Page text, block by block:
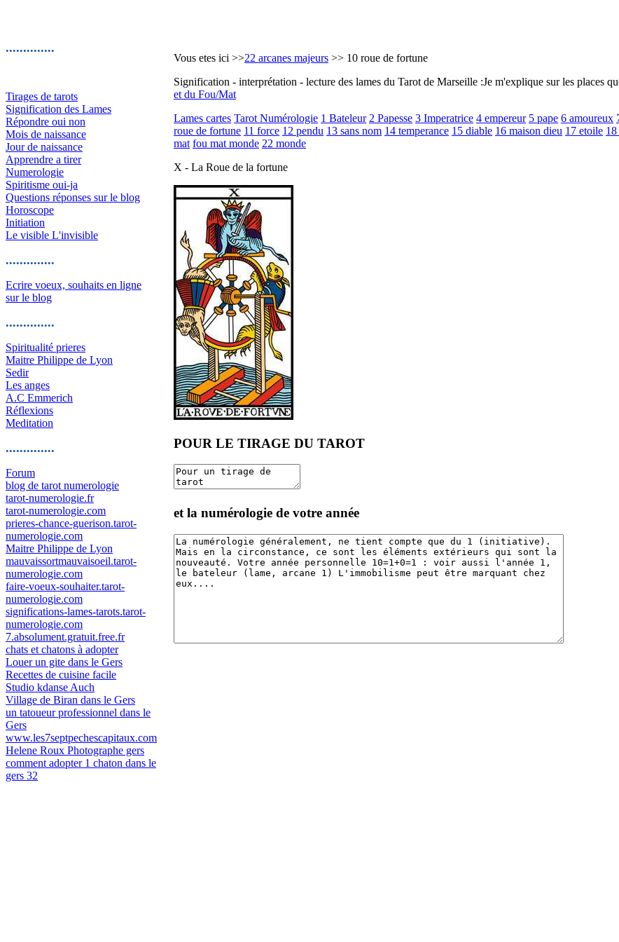
..............
Tirages de tarots
Signification des Lames
Répondre oui non
Mois de naissance
Jour de naissance
Apprendre a tirer
Numerologie
Spiritisme oui-ja
Questions réponses sur le blog
Horoscope
Initiation
Le visible L'invisible
..............
Ecrire voeux, souhaits en ligne
sur le blog
..............
Spiritualité prieres
Maitre Philippe de Lyon
Sedir
Les anges
A.C Emmerich
Réflexions
Meditation
..............
Forum
blog de tarot numerologie
tarot-numerologie.fr
tarot-numerologie.com
prieres-chance-guerison.tarot-
numerologie.com
Maitre Philippe de Lyon
mauvaissortmauvaisoeil.tarot-
numerologie.com
faire-voeux-souhaiter.tarot-
numerologie.com
significations-lames-tarots.tarot-
numerologie.com
7.absolument.gratuit.free.fr
chats et chatons à adopter
Louer un gite dans le Gers
Recettes de cuisine facile
Studio kdanse Auch
Village de Biran dans le Gers
un tatoueur professionnel dans le
Gers
www.les7septpechescapitaux.com
Helene Roux Photographe gers
comment adopter 1 chaton dans le
gers 32
Vous etes ici >>22 arcanes majeurs >> 10 roue de fortune
Signification - interprétation - lecture des lames du Tarot de Marseille :Je m'explique sur les places
et du Fou/Mat
Lames cartes Tarot Numérologie 1 Bateleur 2 Papesse 3 Imperatrice 4 empereur 5 pape 6 amoureux
roue de fortune 11 force 12 pendu 13 sans nom 14 temperance 15 diable 16 maison dieu 17 etoile
mat fou mat monde 22 monde
X - La Roue de la fortune
POUR LE TIRAGE DU TAROT
et la numérologie de votre année